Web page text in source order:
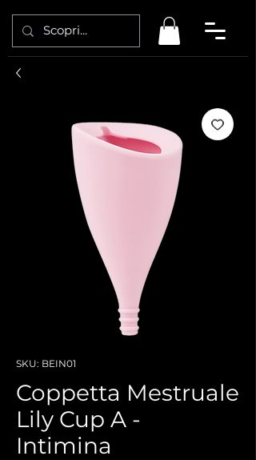
SKU: BEIN01
Coppetta Mestruale
Lily Cup A -
Intimina